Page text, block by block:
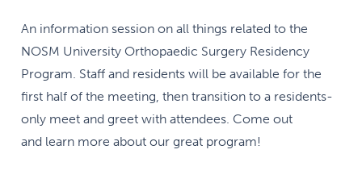
An information session on all things related to the
NOSM University Orthopaedic Surgery Residency
Program. Staff and residents will be available for the
first half of the meeting, then transition to a residents-
only meet and greet with attendees. Come out
and learn more about our great program!